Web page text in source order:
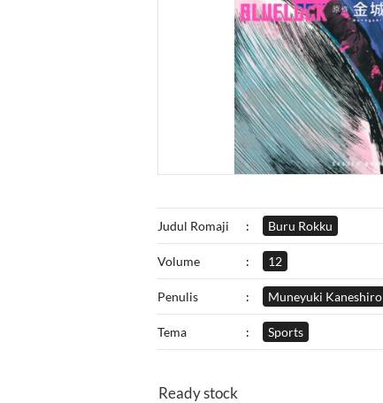
Judul Romaji : Buru Rokku
Volume : 12
Penulis : Muneyuki Kaneshiro
Tema : Sports
Ready stock